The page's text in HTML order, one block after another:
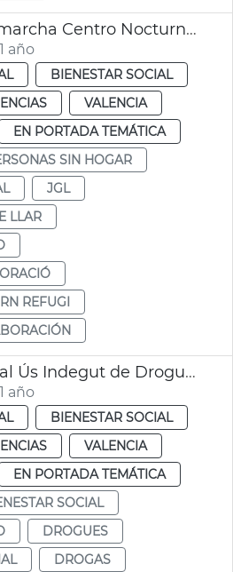
JGL Puesta en marcha Centro Nocturno Refugi para personas sin hogar
año
BIENESTAR SOCIAL
VALENCIA
EN PORTADA TEMÁTICA
SIN HOGAR
JGL
LLAR
REFUGI
Dia Internacional Ús Indegut de Drogues
año
BIENESTAR SOCIAL
VALENCIA
EN PORTADA TEMÁTICA
SOCIAL
DROGUES
DROGAS